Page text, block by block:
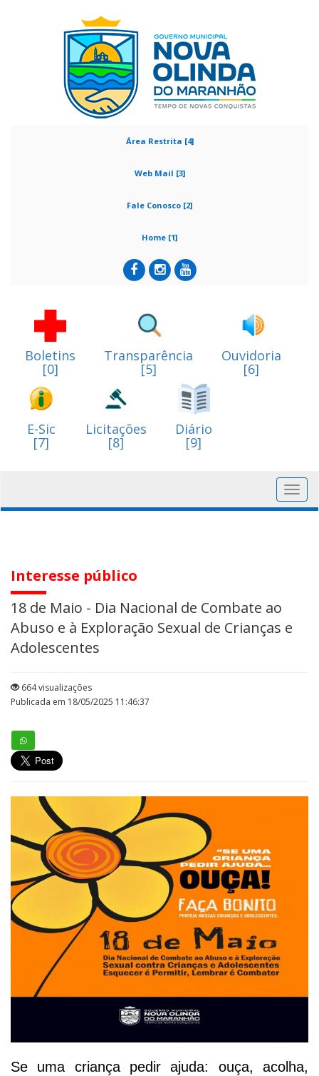
Área Restrita [4]
Web Mail [3]
Fale Conosco [2]
Home [1]
Boletins
[0]
Transparência
[5]
Ouvidoria
[6]
E-Sic
[7]
Licitações
[8]
Diário
[9]
Interesse público
18 de Maio - Dia Nacional de Combate ao
Abuso e à Exploração Sexual de Crianças e
Adolescentes
664 visualizações
Publicada em 18/05/2025 11:46:37
Se uma criança pedir ajuda: ouça, acolha,